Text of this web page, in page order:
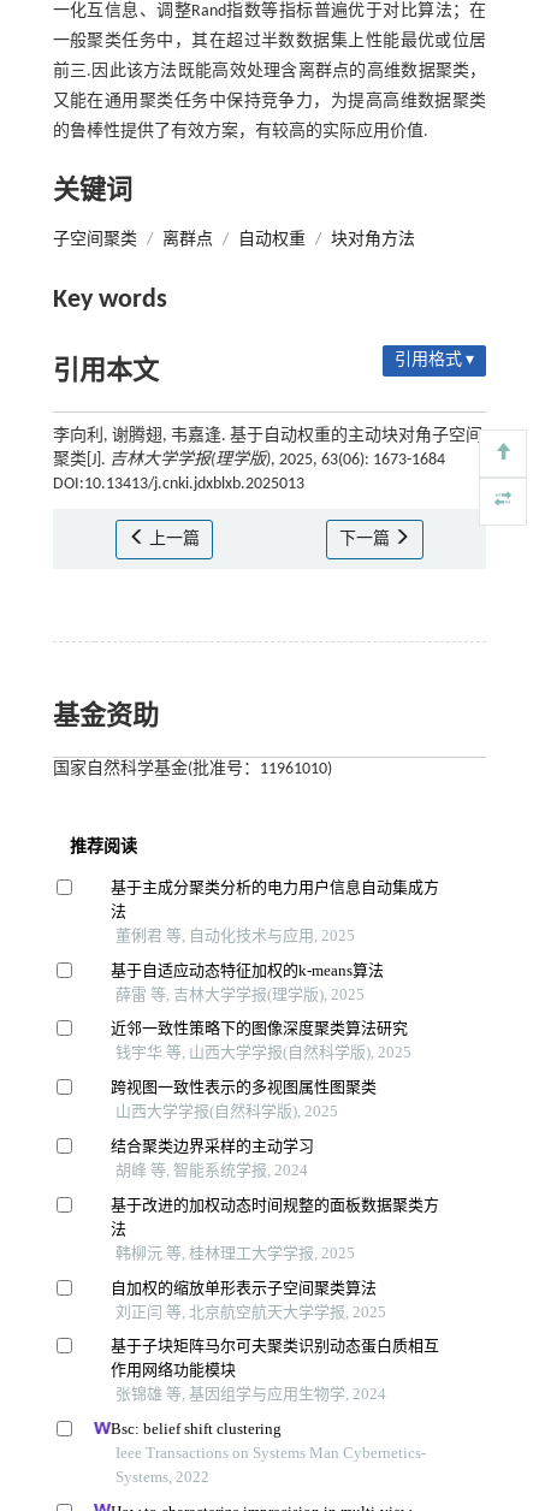
一化互信息、调整Rand指数等指标普遍优于对比算法；在
一般聚类任务中，其在超过半数数据集上性能最优或位居
前三.因此该方法既能高效处理含离群点的高维数据聚类，
又能在通用聚类任务中保持竞争力，为提高高维数据聚类
的鲁棒性提供了有效方案，有较高的实际应用价值.
关键词
子空间聚类 / 离群点 / 自动权重 / 块对角方法
Key words
引用本文 引用格式 ▾
李向利, 谢腾翅, 韦嘉逢. 基于自动权重的主动块对角子空间
聚类[J]. 吉林大学学报(理学版), 2025, 63(06): 1673-1684
DOI:10.13413/j.cnki.jdxblxb.2025013
上一篇 下一篇
基金资助
国家自然科学基金(批准号：11961010)